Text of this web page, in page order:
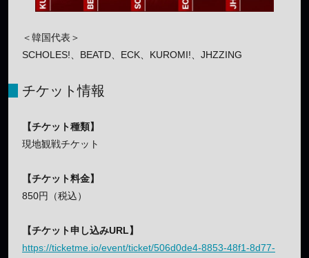
＜韓国代表＞
SCHOLES!、BEATD、ECK、KUROMI!、JHZZING
チケット情報
【チケット種類】
現地観戦チケット
【チケット料金】
850円（税込）
【チケット申し込みURL】
https://ticketme.io/event/ticket/506d0de4-8853-48f1-8d77-